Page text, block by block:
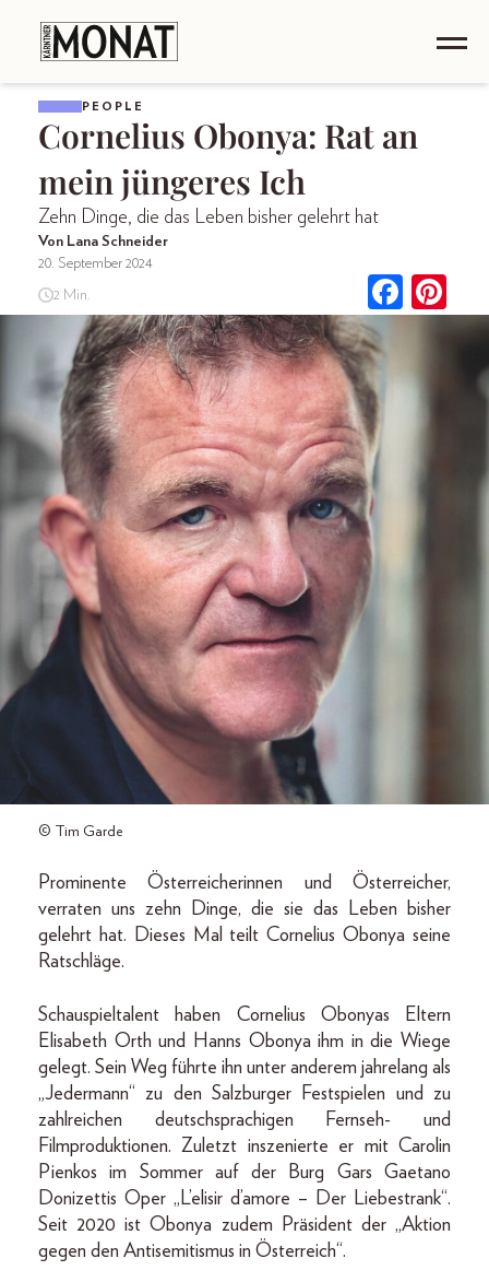
PEOPLE
Cornelius Obonya: Rat an
mein jüngeres Ich
Zehn Dinge, die das Leben bisher gelehrt hat
Von Lana Schneider
20. September 2024
2 Min.
© Tim Garde
Prominente Österreicherinnen und Österreicher,
verraten uns zehn Dinge, die sie das Leben bisher
gelehrt hat. Dieses Mal teilt Cornelius Obonya seine
Ratschläge.
Schauspieltalent haben Cornelius Obonyas Eltern
Elisabeth Orth und Hanns Obonya ihm in die Wiege
gelegt. Sein Weg führte ihn unter anderem jahrelang als
„Jedermann“ zu den Salzburger Festspielen und zu
zahlreichen deutschsprachigen Fernseh- und
Filmproduktionen. Zuletzt inszenierte er mit Carolin
Pienkos im Sommer auf der Burg Gars Gaetano
Donizettis Oper „L’elisir d’amore – Der Liebestrank“.
Seit 2020 ist Obonya zudem Präsident der „Aktion
gegen den Antisemitismus in Österreich“.